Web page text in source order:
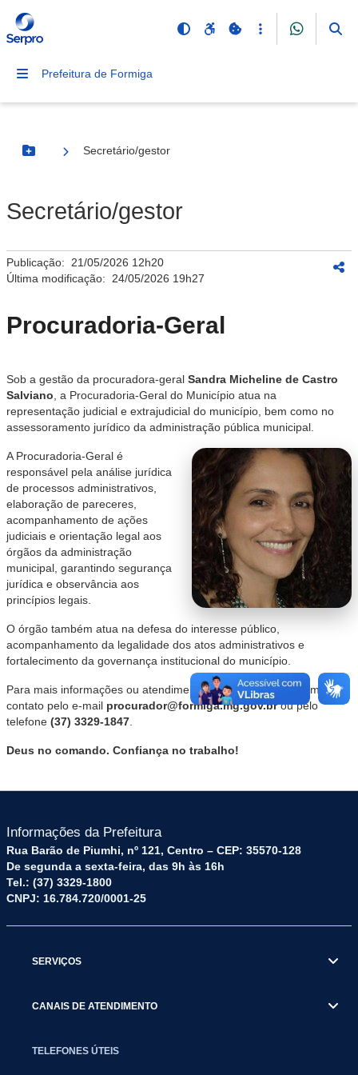
Prefeitura de Formiga
Botão Menu
Secretário/gestor
Secretário/gestor
Publicação: 21/05/2026 12h20
Última modificação: 24/05/2026 19h27
Procuradoria-Geral
Sob a gestão da procuradora-geral Sandra Micheline de Castro
Salviano , a Procuradoria-Geral do Município atua na
representação judicial e extrajudicial do município, bem como no
assessoramento jurídico da administração pública municipal.
A Procuradoria-Geral é
responsável pela análise jurídica
de processos administrativos,
elaboração de pareceres,
acompanhamento de ações
judiciais e orientação legal aos
órgãos da administração
municipal, garantindo segurança
jurídica e observância aos
princípios legais.
O órgão também atua na defesa do interesse público,
acompanhamento da legalidade dos atos administrativos e
fortalecimento da governança institucional do município.
Para mais informações ou atendimento institucional, entre em
contato pelo e-mail procurador@formiga.mg.gov.brou pelo
telefone (37) 3329-1847
Deus no comando. Confiança no trabalho!
Informações da Prefeitura
Rua Barão de Piumhi, nº 121, Centro – CEP: 35570-128
De segunda a sexta-feira, das 9h às 16h
Tel.: (37) 3329-1800
CNPJ: 16.784.720/0001-25
SERVIÇOS
CANAIS DE ATENDIMENTO
TELEFONES ÚTEIS